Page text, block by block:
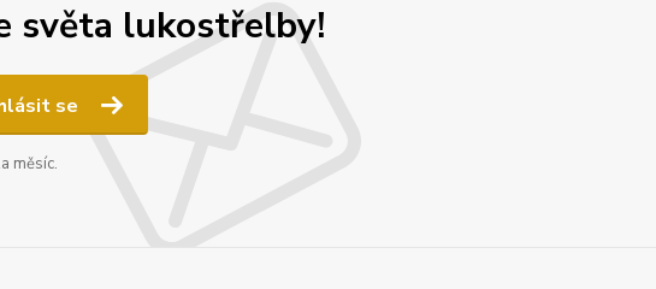
světa lukostřelby!
se
měsíc.